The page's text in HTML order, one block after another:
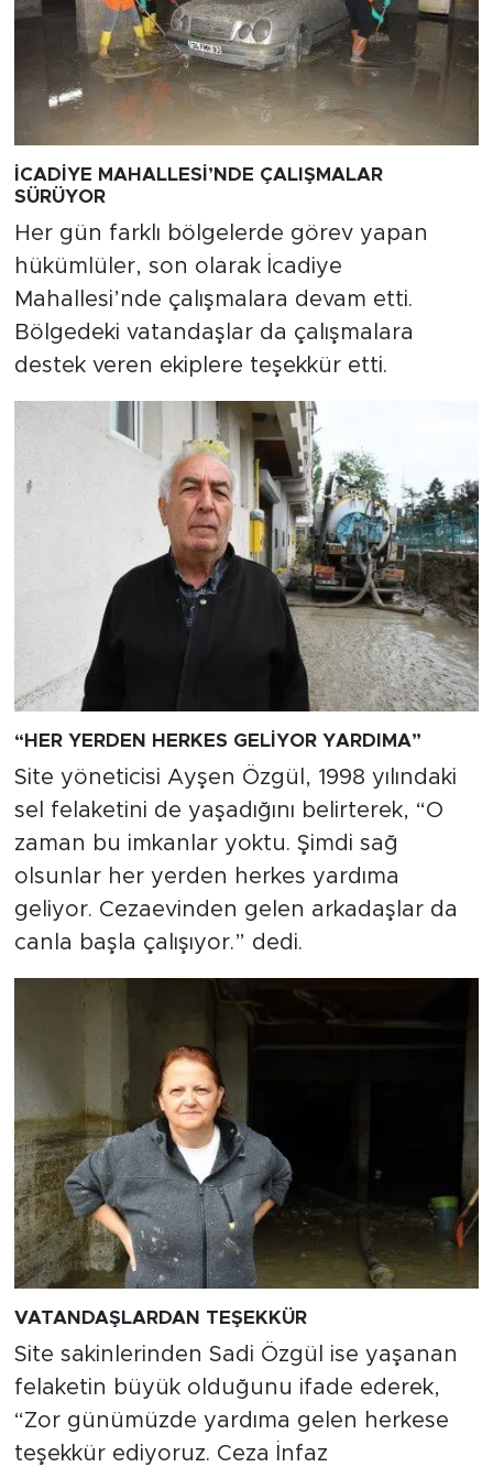
İCADİYE MAHALLESİ’NDE ÇALIŞMALAR
SÜRÜYOR
Her gün farklı bölgelerde görev yapan
hükümlüler, son olarak İcadiye
Mahallesi’nde çalışmalara devam etti.
Bölgedeki vatandaşlar da çalışmalara
destek veren ekiplere teşekkür etti.
“HER YERDEN HERKES GELİYOR YARDIMA”
Site yöneticisi Ayşen Özgül, 1998 yılındaki
sel felaketini de yaşadığını belirterek, “O
zaman bu imkanlar yoktu. Şimdi sağ
olsunlar her yerden herkes yardıma
geliyor. Cezaevinden gelen arkadaşlar da
canla başla çalışıyor.” dedi.
VATANDAŞLARDAN TEŞEKKÜR
Site sakinlerinden Sadi Özgül ise yaşanan
felaketin büyük olduğunu ifade ederek,
“Zor günümüzde yardıma gelen herkese
teşekkür ediyoruz. Ceza İnfaz